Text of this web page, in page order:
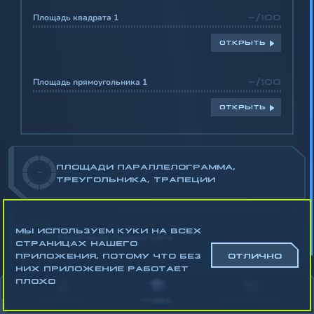
Площадь квадрата 1 -/100
ОТКРЫТЬ
Площадь прямоугольника 1 -/100
ОТКРЫТЬ
-
ПЛОЩАДИ ПАРАЛЛЕЛОГРАММА,
ТРЕУГОЛЬНИКА, ТРАПЕЦИИ
Математика
Геометрия
МЫ ИСПОЛЬЗУЕМ КУКИ НА ВСЕХ
СТРАНИЦАХ НАШЕГО
ПРИЛОЖЕНИЯ, ПОТОМУ ЧТО БЕЗ
НИХ ПРИЛОЖЕНИЕ РАБОТАЕТ
ПЛОХО
ОТЛИЧНО